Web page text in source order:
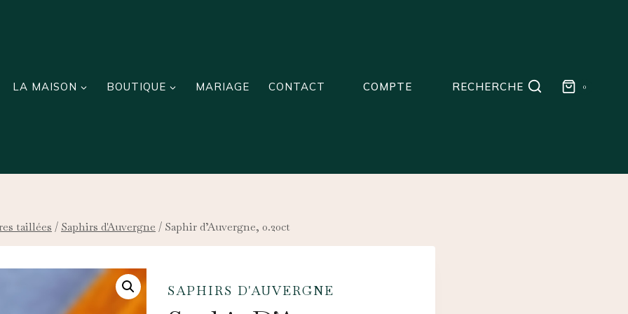
LA MAISON BOUTIQUE MARIAGE CONTACT COMPTE RECHERCHE 0
taillées / Saphirs d'Auvergne / Saphir d’Auvergne, 0.20ct
SAPHIRS D'AUVERGNE